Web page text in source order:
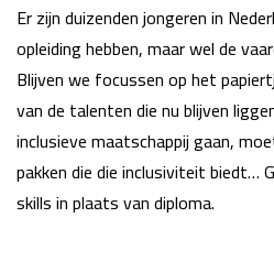
Er zijn duizenden jongeren in
opleiding hebben, maar wel de
Blijven we focussen op het
van de talenten die nu blijven
inclusieve maatschappij gaan,
pakken die die inclusiviteit biedt…
skills in plaats van diploma.